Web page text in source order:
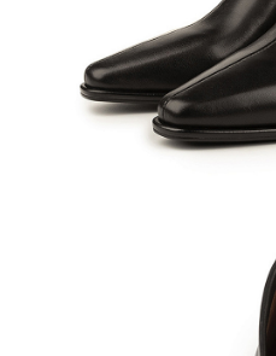
Кроссовки
Мюли
Полусапоги